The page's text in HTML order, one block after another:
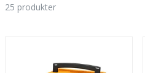
25 produkter